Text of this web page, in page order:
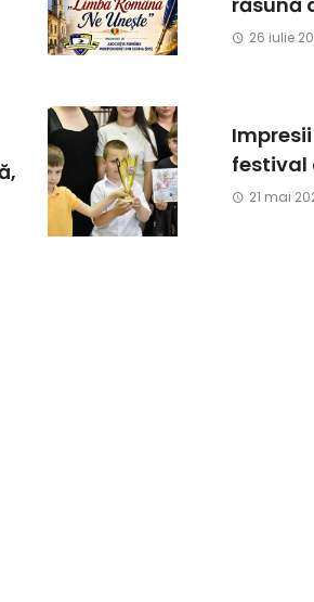
26 iulie
festival
21 mai